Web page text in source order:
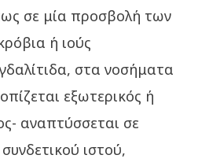
σε μία προσβολή των
ή ιούς
στα νοσήματα
εξωτερικός ή
αναπτύσσεται σε
ιστού,